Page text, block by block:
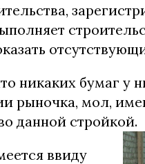
никаких бумаг у
рыночка, мол,
данной стройкой.
ввиду